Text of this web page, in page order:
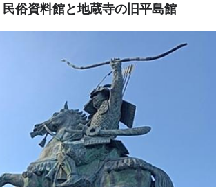
俗資料館と地蔵寺の旧平島館